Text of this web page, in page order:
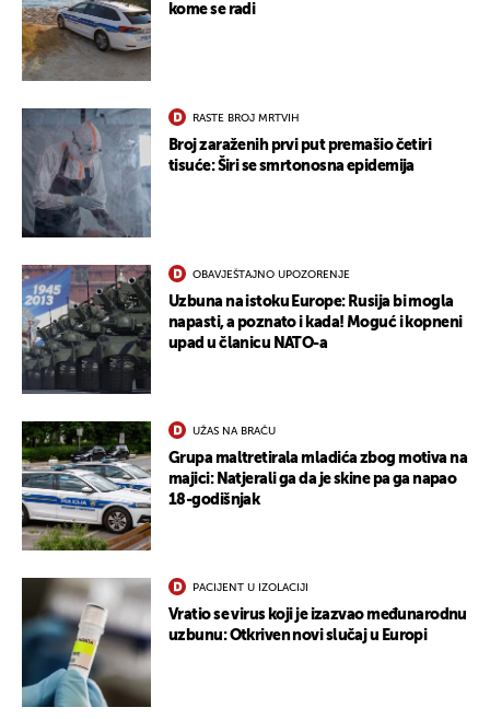
kome se radi
RASTE BROJ MRTVIH
Broj zaraženih prvi put premašio četiri
tisuće: Širi se smrtonosna epidemija
OBAVJEŠTAJNO UPOZORENJE
Uzbuna na istoku Europe: Rusija bi mogla
napasti, a poznato i kada! Moguć i kopneni
upad u članicu NATO-a
UŽAS NA BRAČU
Grupa maltretirala mladića zbog motiva na
majici: Natjerali ga da je skine pa ga napao
18-godišnjak
PACIJENT U IZOLACIJI
Vratio se virus koji je izazvao međunarodnu
uzbunu: Otkriven novi slučaj u Europi